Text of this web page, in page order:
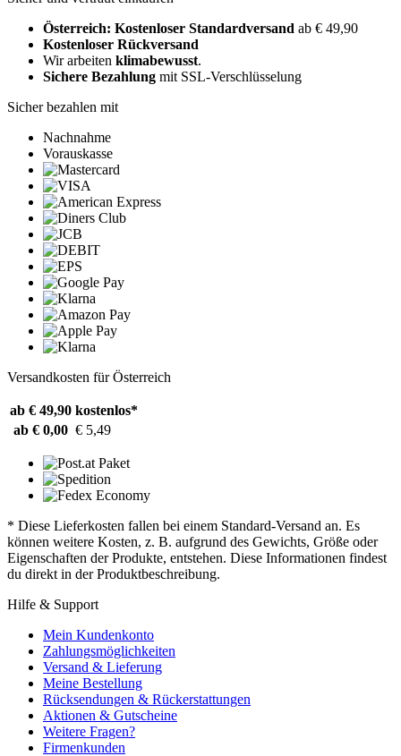
Österreich: Kostenloser Standardversand ab € 49,90
Kostenloser Rückversand
Wir arbeiten klimabewusst.
Sichere Bezahlung mit SSL-Verschlüsselung
Sicher bezahlen mit
Nachnahme
Vorauskasse
Versandkosten für Österreich
ab € 49,90 kostenlos*
ab € 0,00 € 5,49
* Diese Lieferkosten fallen bei einem Standard-Versand an. Es
können weitere Kosten, z. B. aufgrund des Gewichts, Größe oder
Eigenschaften der Produkte, entstehen. Diese Informationen findest
du direkt in der Produktbeschreibung.
Hilfe & Support
Mein Kundenkonto
Zahlungsmöglichkeiten
Versand & Lieferung
Meine Bestellung
Rücksendungen & Rückerstattungen
Aktionen & Gutscheine
Weitere Fragen?
Firmenkunden